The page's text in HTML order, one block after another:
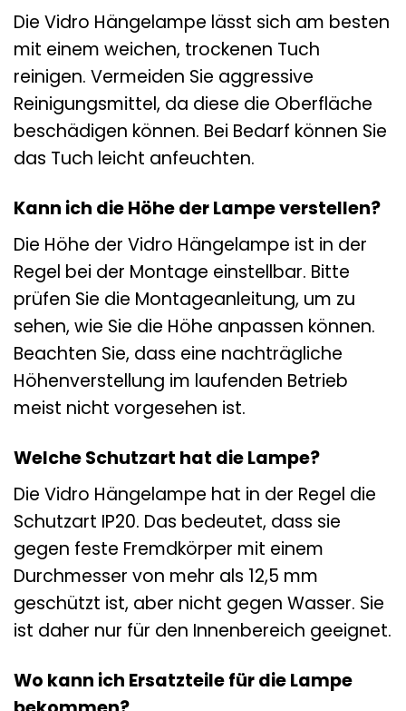
Die Vidro Hängelampe lässt sich am besten
mit einem weichen, trockenen Tuch
reinigen. Vermeiden Sie aggressive
Reinigungsmittel, da diese die Oberfläche
beschädigen können. Bei Bedarf können Sie
das Tuch leicht anfeuchten.
Kann ich die Höhe der Lampe verstellen?
Die Höhe der Vidro Hängelampe ist in der
Regel bei der Montage einstellbar. Bitte
prüfen Sie die Montageanleitung, um zu
sehen, wie Sie die Höhe anpassen können.
Beachten Sie, dass eine nachträgliche
Höhenverstellung im laufenden Betrieb
meist nicht vorgesehen ist.
Welche Schutzart hat die Lampe?
Die Vidro Hängelampe hat in der Regel die
Schutzart IP20. Das bedeutet, dass sie
gegen feste Fremdkörper mit einem
Durchmesser von mehr als 12,5 mm
geschützt ist, aber nicht gegen Wasser. Sie
ist daher nur für den Innenbereich geeignet.
Wo kann ich Ersatzteile für die Lampe